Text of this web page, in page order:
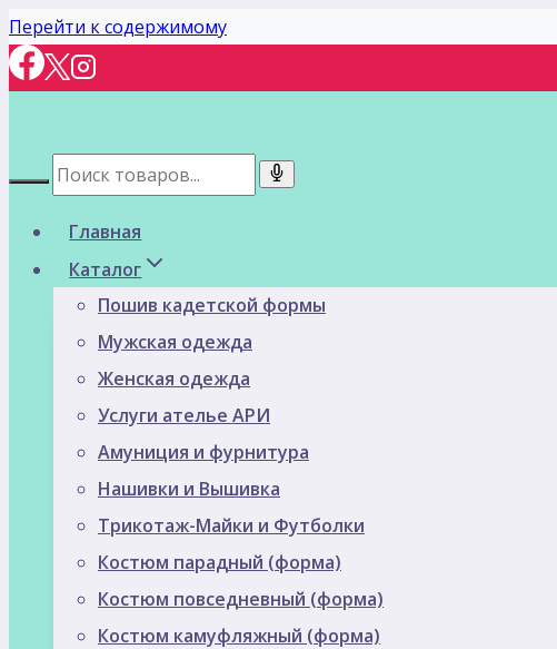
Перейти к содержимому
Главная
Каталог
Пошив кадетской формы
Мужская одежда
Женская одежда
Услуги ателье АРИ
Амуниция и фурнитура
Нашивки и Вышивка
Трикотаж-Майки и Футболки
Костюм парадный (форма)
Костюм повседневный (форма)
Костюм камуфляжный (форма)